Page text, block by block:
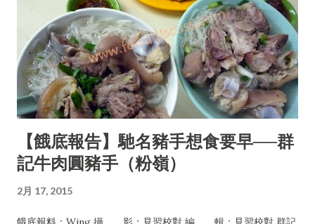
【餓底報告】馳名豬手想食要早──群
記牛肉圓豬手（粉嶺）
2月 17, 2015